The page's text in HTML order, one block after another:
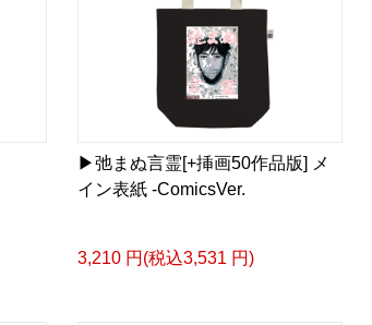
▶︎弛まぬ言霊[+挿画50作品版] メ
イン表紙 -ComicsVer.
3,210 円(税込3,531 円)